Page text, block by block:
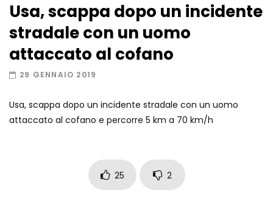
Un metro di neve in poche ore a Prato
Nevoso
Roma, la metro C diventa un museo:
ecco cosa c’è nelle nuove stazioni
Lucca, blitz della Finanza nello studio
medico abusivo
Usa, scappa dopo un incidente
stradale con un uomo
attaccato al cofano
29 GENNAIO 2019
Usa, scappa dopo un incidente stradale con un uomo
attaccato al cofano e percorre 5 km a 70 km/h
25 2